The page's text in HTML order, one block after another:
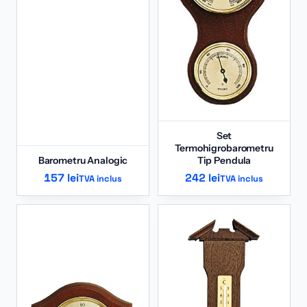
Barometru Analogic
157 leiTVA inclus
Set
Termohigrobarometru
Tip Pendula
242 leiTVA inclus